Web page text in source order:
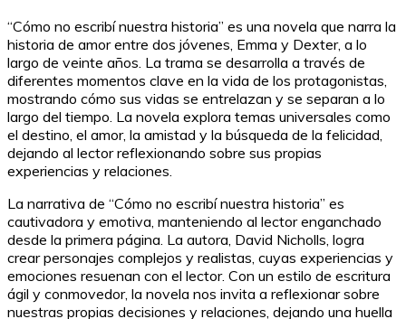
“Cómo no escribí nuestra historia” es una novela que narra la
historia de amor entre dos jóvenes, Emma y Dexter, a lo
largo de veinte años. La trama se desarrolla a través de
diferentes momentos clave en la vida de los protagonistas,
mostrando cómo sus vidas se entrelazan y se separan a lo
largo del tiempo. La novela explora temas universales como
el destino, el amor, la amistad y la búsqueda de la felicidad,
dejando al lector reflexionando sobre sus propias
experiencias y relaciones.
La narrativa de “Cómo no escribí nuestra historia” es
cautivadora y emotiva, manteniendo al lector enganchado
desde la primera página. La autora, David Nicholls, logra
crear personajes complejos y realistas, cuyas experiencias y
emociones resuenan con el lector. Con un estilo de escritura
ágil y conmovedor, la novela nos invita a reflexionar sobre
nuestras propias decisiones y relaciones, dejando una huella